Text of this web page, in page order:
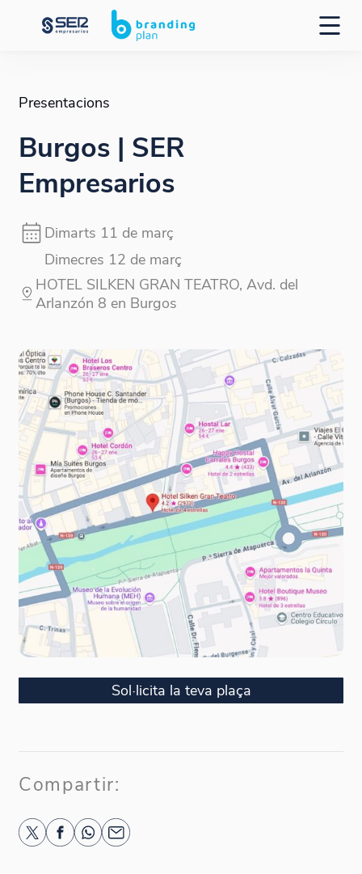
Presentacions
Burgos | SER
Empresarios
Dimarts 11 de març
Dimecres 12 de març
HOTEL SILKEN GRAN TEATRO, Avd. del
Arlanzón 8 en Burgos
Sol·licita la teva plaça
Compartir: